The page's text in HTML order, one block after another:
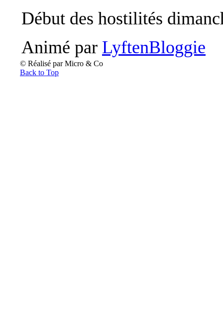
Début des hostilités
Animé par LyftenBloggie
© Réalisé par Micro & Co
Back to Top